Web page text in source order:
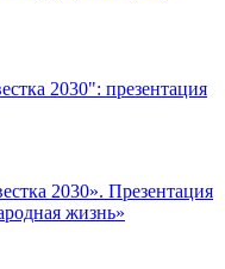
2030": презентация
2030». Презентация
жизнь»